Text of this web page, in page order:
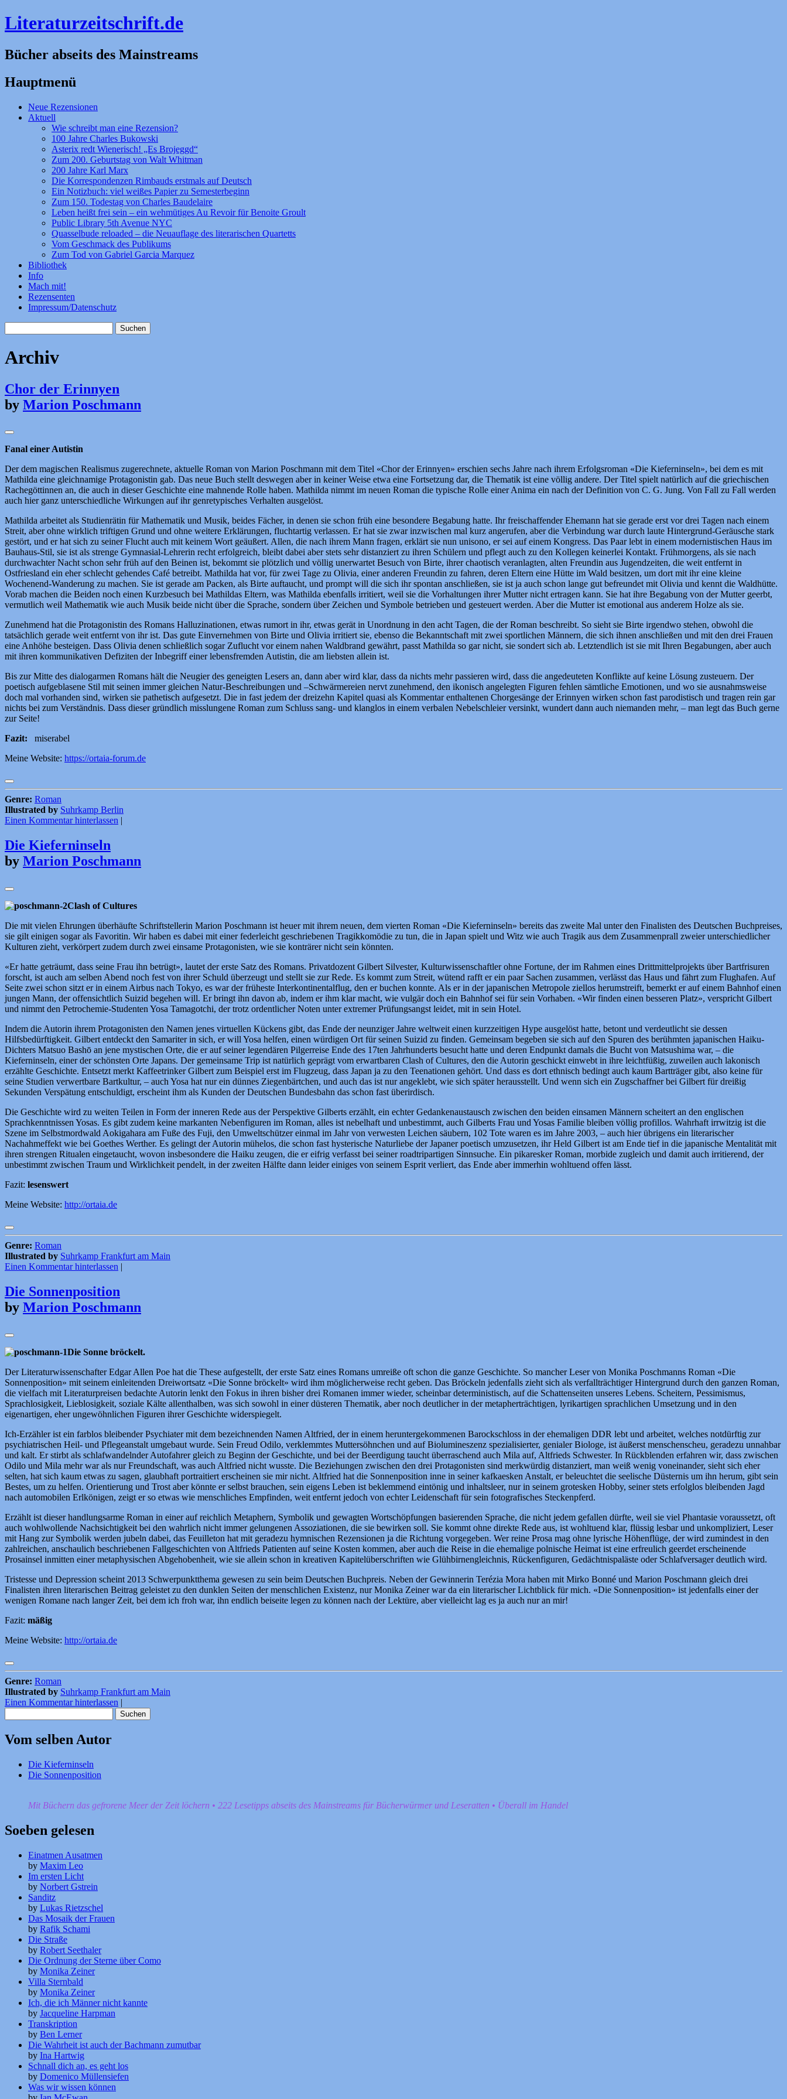
Literaturzeitschrift.de
Bücher abseits des Mainstreams
Hauptmenü
Zum
Inhalt
Neue Rezensionen
Aktuell
Wie schreibt man eine Rezension?
100 Jahre Charles Bukowski
Asterix redt Wienerisch! „Es Brojeggd“
Zum 200. Geburtstag von Walt Whitman
200 Jahre Karl Marx
Die Korrespondenzen Rimbauds erstmals auf Deutsch
Ein Notizbuch: viel weißes Papier zu Semesterbeginn
Zum 150. Todestag von Charles Baudelaire
Leben heißt frei sein – ein wehmütiges Au Revoir für Benoite Groult
Public Library 5th Avenue NYC
Quasselbude reloaded – die Neuauflage des literarischen Quartetts
Vom Geschmack des Publikums
Zum Tod von Gabriel Garcia Marquez
Bibliothek
Info
Mach mit!
Rezensenten
Impressum/Datenschutz
nach:
Archiv
Chor der Erinnyen
by Marion Poschmann
Fanal einer Autistin
Der dem magischen Realismus zugerechnete, aktuelle Roman von Marion Poschmann mit dem Titel «Chor der Erinnyen» erschien sechs Jahre nach ihrem Erfolgsroman «Die Kieferninseln», bei dem es mit
Mathilda eine gleichnamige Protagonistin gab. Das neue Buch stellt deswegen aber in keiner Weise etwa eine Fortsetzung dar, die Thematik ist eine völlig andere. Der Titel spielt natürlich auf die griechischen
Rachegöttinnen an, die auch in dieser Geschichte eine mahnende Rolle haben. Mathilda nimmt im neuen Roman die typische Rolle einer Anima ein nach der Definition von C. G. Jung. Von Fall zu Fall werden
auch hier ganz unterschiedliche Wirkungen auf ihr genretypisches Verhalten ausgelöst.
Mathilda arbeitet als Studienrätin für Mathematik und Musik, beides Fächer, in denen sie schon früh eine besondere Begabung hatte. Ihr freischaffender Ehemann hat sie gerade erst vor drei Tagen nach einem
Streit, aber ohne wirklich triftigen Grund und ohne weitere Erklärungen, fluchtartig verlassen. Er hat sie zwar inzwischen mal kurz angerufen, aber die Verbindung war durch laute Hintergrund-Geräusche stark
gestört, und er hat sich zu seiner Flucht auch mit keinem Wort geäußert. Allen, die nach ihrem Mann fragen, erklärt sie nun unisono, er sei auf einem Kongress. Das Paar lebt in einem modernistischen Haus im
Bauhaus-Stil, sie ist als strenge Gymnasial-Lehrerin recht erfolgreich, bleibt dabei aber stets sehr distanziert zu ihren Schülern und pflegt auch zu den Kollegen keinerlei Kontakt. Frühmorgens, als sie nach
durchwachter Nacht schon sehr früh auf den Beinen ist, bekommt sie plötzlich und völlig unerwartet Besuch von Birte, ihrer chaotisch veranlagten, alten Freundin aus Jugendzeiten, die weit entfernt in
Ostfriesland ein eher schlecht gehendes Café betreibt. Mathilda hat vor, für zwei Tage zu Olivia, einer anderen Freundin zu fahren, deren Eltern eine Hütte im Wald besitzen, um dort mit ihr eine kleine
Wochenend-Wanderung zu machen. Sie ist gerade am Packen, als Birte auftaucht, und prompt will die sich ihr spontan anschließen, sie ist ja auch schon lange gut befreundet mit Olivia und kennt die Waldhütte.
Vorab machen die Beiden noch einen Kurzbesuch bei Mathildas Eltern, was Mathilda ebenfalls irritiert, weil sie die Vorhaltungen ihrer Mutter nicht ertragen kann. Sie hat ihre Begabung von der Mutter geerbt,
vermutlich weil Mathematik wie auch Musik beide nicht über die Sprache, sondern über Zeichen und Symbole betrieben und gesteuert werden. Aber die Mutter ist emotional aus anderem Holze als sie.
Zunehmend hat die Protagonistin des Romans Halluzinationen, etwas rumort in ihr, etwas gerät in Unordnung in den acht Tagen, die der Roman beschreibt. So sieht sie Birte irgendwo stehen, obwohl die
tatsächlich gerade weit entfernt von ihr ist. Das gute Einvernehmen von Birte und Olivia irritiert sie, ebenso die Bekanntschaft mit zwei sportlichen Männern, die sich ihnen anschließen und mit den drei Frauen
eine Anhöhe besteigen. Dass Olivia denen schließlich sogar Zuflucht vor einem nahen Waldbrand gewährt, passt Mathilda so gar nicht, sie sondert sich ab. Letztendlich ist sie mit Ihren Begabungen, aber auch
mit ihren kommunikativen Defiziten der Inbegriff einer lebensfremden Autistin, die am liebsten allein ist.
Bis zur Mitte des dialogarmen Romans hält die Neugier des geneigten Lesers an, dann aber wird klar, dass da nichts mehr passieren wird, dass die angedeuteten Konflikte auf keine Lösung zusteuern. Der
poetisch aufgeblasene Stil mit seinen immer gleichen Natur-Beschreibungen und –Schwärmereien nervt zunehmend, den ikonisch angelegten Figuren fehlen sämtliche Emotionen, und wo sie ausnahmsweise
doch mal vorhanden sind, wirken sie pathetisch aufgesetzt. Die in fast jedem der dreizehn Kapitel quasi als Kommentar enthaltenen Chorgesänge der Erinnyen wirken schon fast parodistisch und tragen rein gar
nichts bei zum Verständnis. Dass dieser gründlich misslungene Roman zum Schluss sang- und klanglos in einem verbalen Nebelschleier versinkt, wundert dann auch niemanden mehr, – man legt das Buch gerne
zur Seite!
Fazit: miserabel
Meine Website: https://ortaia-forum.de
Genre: Roman
Illustrated by Suhrkamp Berlin
Einen Kommentar hinterlassen
Die Kieferninseln
by Marion Poschmann
Clash of Cultures
Die mit vielen Ehrungen überhäufte Schriftstellerin Marion Poschmann ist heuer mit ihrem neuen, dem vierten Roman «Die Kieferninseln» bereits das zweite Mal unter den Finalisten des Deutschen Buchpreises,
sie gilt einigen sogar als Favoritin. Wir haben es dabei mit einer federleicht geschriebenen Tragikkomödie zu tun, die in Japan spielt und Witz wie auch Tragik aus dem Zusammenprall zweier unterschiedlicher
Kulturen zieht, verkörpert zudem durch zwei einsame Protagonisten, wie sie konträrer nicht sein könnten.
«Er hatte geträumt, dass seine Frau ihn betrügt», lautet der erste Satz des Romans. Privatdozent Gilbert Silvester, Kulturwissenschaftler ohne Fortune, der im Rahmen eines Drittmittelprojekts über Bartfrisuren
forscht, ist auch am selben Abend noch fest von ihrer Schuld überzeugt und stellt sie zur Rede. Es kommt zum Streit, wütend rafft er ein paar Sachen zusammen, verlässt das Haus und fährt zum Flughafen. Auf
Seite zwei schon sitzt er in einem Airbus nach Tokyo, es war der früheste Interkontinentalflug, den er buchen konnte. Als er in der japanischen Metropole ziellos herumstreift, bemerkt er auf einem Bahnhof einen
jungen Mann, der offensichtlich Suizid begehen will. Er bringt ihn davon ab, indem er ihm klar macht, wie vulgär doch ein Bahnhof sei für sein Vorhaben. «Wir finden einen besseren Platz», verspricht Gilbert
und nimmt den Petrochemie-Studenten Yosa Tamagotchi, der trotz ordentlicher Noten unter extremer Prüfungsangst leidet, mit in sein Hotel.
Indem die Autorin ihrem Protagonisten den Namen jenes virtuellen Kückens gibt, das Ende der neunziger Jahre weltweit einen kurzzeitigen Hype ausgelöst hatte, betont und verdeutlicht sie dessen
Hilfsbedürftigkeit. Gilbert entdeckt den Samariter in sich, er will Yosa helfen, einen würdigen Ort für seinen Suizid zu finden. Gemeinsam begeben sie sich auf den Spuren des berühmten japanischen Haiku-
Dichters Matsuo Bashō an jene mystischen Orte, die er auf seiner legendären Pilgerreise Ende des 17ten Jahrhunderts besucht hatte und deren Endpunkt damals die Bucht von Matsushima war, – die
Kieferninseln, einer der schönsten Orte Japans. Der gemeinsame Trip ist natürlich geprägt vom erwartbaren Clash of Cultures, den die Autorin geschickt einwebt in ihre leichtfüßig, zuweilen auch lakonisch
erzählte Geschichte. Entsetzt merkt Kaffeetrinker Gilbert zum Beispiel erst im Flugzeug, dass Japan ja zu den Teenationen gehört. Und dass es dort ethnisch bedingt auch kaum Bartträger gibt, also keine für
seine Studien verwertbare Bartkultur, – auch Yosa hat nur ein dünnes Ziegenbärtchen, und auch das ist nur angeklebt, wie sich später herausstellt. Und wenn sich ein Zugschaffner bei Gilbert für dreißig
Sekunden Verspätung entschuldigt, erscheint ihm als Kunden der Deutschen Bundesbahn das schon fast überirdisch.
Die Geschichte wird zu weiten Teilen in Form der inneren Rede aus der Perspektive Gilberts erzählt, ein echter Gedankenaustausch zwischen den beiden einsamen Männern scheitert an den englischen
Sprachkenntnissen Yosas. Es gibt zudem keine markanten Nebenfiguren im Roman, alles ist nebelhaft und unbestimmt, auch Gilberts Frau und Yosas Familie bleiben völlig profillos. Wahrhaft irrwitzig ist die
Szene im Selbstmordwald Aokigahara am Fuße des Fuji, den Umweltschützer einmal im Jahr von verwesten Leichen säubern, 102 Tote waren es im Jahre 2003, – auch hier übrigens ein literarischer
Nachahmeffekt wie bei Goethes Werther. Es gelingt der Autorin mühelos, die schon fast hysterische Naturliebe der Japaner poetisch umzusetzen, ihr Held Gilbert ist am Ende tief in die japanische Mentalität mit
ihren strengen Ritualen eingetaucht, wovon insbesondere die Haiku zeugen, die er eifrig verfasst bei seiner roadtripartigen Sinnsuche. Ein pikaresker Roman, morbide zugleich und damit auch irritierend, der
unbestimmt zwischen Traum und Wirklichkeit pendelt, in der zweiten Hälfte dann leider einiges von seinem Esprit verliert, das Ende aber immerhin wohltuend offen lässt.
Fazit: lesenswert
Meine Website: http://ortaia.de
Genre: Roman
Illustrated by Suhrkamp Frankfurt am Main
Einen Kommentar hinterlassen |
Die Sonnenposition
by Marion Poschmann
Die Sonne bröckelt.
Der Literaturwissenschafter Edgar Allen Poe hat die These aufgestellt, der erste Satz eines Romans umreiße oft schon die ganze Geschichte. So mancher Leser von Monika Poschmanns Roman «Die
Sonnenposition» mit seinem einleitenden Dreiwortsatz «Die Sonne bröckelt» wird ihm möglicherweise recht geben. Das Bröckeln jedenfalls zieht sich als verfallträchtiger Hintergrund durch den ganzen Roman,
die vielfach mit Literaturpreisen bedachte Autorin lenkt den Fokus in ihren bisher drei Romanen immer wieder, scheinbar deterministisch, auf die Schattenseiten unseres Lebens. Scheitern, Pessimismus,
Sprachlosigkeit, Lieblosigkeit, soziale Kälte allenthalben, was sich sowohl in einer düsteren Thematik, aber noch deutlicher in der metapherträchtigen, lyrikartigen sprachlichen Umsetzung und in den
eigenartigen, eher ungewöhnlichen Figuren ihrer Geschichte widerspiegelt.
Ich-Erzähler ist ein farblos bleibender Psychiater mit dem bezeichnenden Namen Altfried, der in einem heruntergekommenen Barockschloss in der ehemaligen DDR lebt und arbeitet, welches notdürftig zur
psychiatrischen Heil- und Pflegeanstalt umgebaut wurde. Sein Freud Odilo, verklemmtes Muttersöhnchen und auf Biolumineszenz spezialisierter, genialer Biologe, ist äußerst menschenscheu, geradezu unnahbar
und kalt. Er stirbt als schlafwandelnder Autofahrer gleich zu Beginn der Geschichte, und bei der Beerdigung taucht überraschend auch Mila auf, Altfrieds Schwester. In Rückblenden erfahren wir, dass zwischen
Odilo und Mila mehr war als nur Freundschaft, was auch Altfried nicht wusste. Die Beziehungen zwischen den drei Protagonisten sind merkwürdig distanziert, man weiß wenig voneinander, sieht sich eher
selten, hat sich kaum etwas zu sagen, glaubhaft portraitiert erscheinen sie mir nicht. Altfried hat die Sonnenposition inne in seiner kafkaesken Anstalt, er beleuchtet die seelische Düsternis um ihn herum, gibt sein
Bestes, um zu helfen. Orientierung und Trost aber könnte er selbst brauchen, sein eigens Leben ist beklemmend eintönig und inhaltsleer, nur in seinem grotesken Hobby, seiner stets erfolglos bleibenden Jagd
nach automobilen Erlkönigen, zeigt er so etwas wie menschliches Empfinden, weit entfernt jedoch von echter Leidenschaft für sein fotografisches Steckenpferd.
Erzählt ist dieser handlungsarme Roman in einer auf reichlich Metaphern, Symbolik und gewagten Wortschöpfungen basierenden Sprache, die nicht jedem gefallen dürfte, weil sie viel Phantasie voraussetzt, oft
auch wohlwollende Nachsichtigkeit bei den wahrlich nicht immer gelungenen Assoziationen, die sie bewirken soll. Sie kommt ohne direkte Rede aus, ist wohltuend klar, flüssig lesbar und unkompliziert, Leser
mit Hang zur Symbolik werden jubeln dabei, das Feuilleton hat mit geradezu hymnischen Rezensionen ja die Richtung vorgegeben. Wer reine Prosa mag ohne lyrische Höhenflüge, der wird zumindest in den
zahlreichen, anschaulich beschriebenen Fallgeschichten von Altfrieds Patienten auf seine Kosten kommen, aber auch die Reise in die ehemalige polnische Heimat ist eine erfreulich geerdet erscheinende
Prosainsel inmitten einer metaphysischen Abgehobenheit, wie sie allein schon in kreativen Kapitelüberschriften wie Glühbirnengleichnis, Rückenfiguren, Gedächtnispaläste oder Schlafversager deutlich wird.
Tristesse und Depression scheint 2013 Schwerpunktthema gewesen zu sein beim Deutschen Buchpreis. Neben der Gewinnerin Terézia Mora haben mit Mirko Bonné und Marion Poschmann gleich drei
Finalisten ihren literarischen Beitrag geleistet zu den dunklen Seiten der menschlichen Existenz, nur Monika Zeiner war da ein literarischer Lichtblick für mich. «Die Sonnenposition» ist jedenfalls einer der
wenigen Romane nach langer Zeit, bei dem ich froh war, ihn endlich beiseite legen zu können nach der Lektüre, aber vielleicht lag es ja auch nur an mir!
Fazit: mäßig
Meine Website: http://ortaia.de
Genre: Roman
Illustrated by Suhrkamp Frankfurt am Main
Einen Kommentar hinterlassen |
nach:
Vom selben Autor
Die Kieferninseln
Die Sonnenposition
Mit Büchern das gefrorene Meer der Zeit löchern • 222 Lesetipps abseits des Mainstreams für Bücherwürmer und Leseratten • Überall im Handel
Soeben gelesen
Einatmen Ausatmen
by Maxim Leo
Im ersten Licht
by Norbert Gstrein
Sanditz
by Lukas Rietzschel
Das Mosaik der Frauen
by Rafik Schami
Die Straße
by Robert Seethaler
Die Ordnung der Sterne über Como
by Monika Zeiner
Villa Sternbald
by Monika Zeiner
Ich, die ich Männer nicht kannte
by Jacqueline Harpman
Transkription
by Ben Lerner
Die Wahrheit ist auch der Bachmann zumutbar
by Ina Hartwig
Schnall dich an, es geht los
by Domenico Müllensiefen
Was wir wissen können